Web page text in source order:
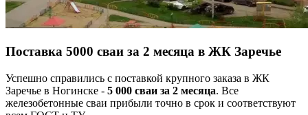
Поставка 5000 сваи за 2 месяца в ЖК Заречье
Успешно справились с поставкой крупного заказа в ЖК
Заречье в Ногинске - 5 000 сваи за 2 месяца. Все
железобетонные сваи прибыли точно в срок и соответствуют